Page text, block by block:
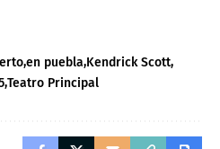
en puebla Kendrick Scott
Teatro Principal